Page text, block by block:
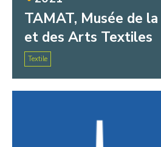
TAMAT, Musée de
et des Arts Textiles
Textile